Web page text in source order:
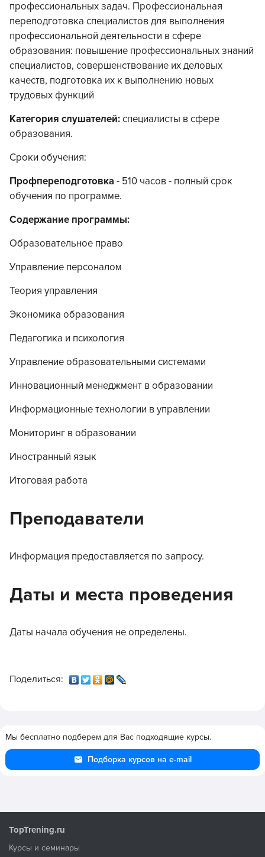
профессиональных задач. Профессиональная
переподготовка специалистов для выполнения
профессиональной деятельности в сфере
образования: повышение профессиональных знаний
специалистов, совершенствование их деловых
качеств, подготовка их к выполнению новых
трудовых функций
Категория слушателей: специалисты в сфере
образования.
Сроки обучения:
Профпереподготовка - 510 часов - полный срок
обучения по программе.
Содержание программы:
Образовательное право
Управление персоналом
Теория управления
Экономика образования
Педагогика и психология
Управление образовательными системами
Инновационный менеджмент в образовании
Информационные технологии в управлении
Мониторинг в образовании
Иностранный язык
Итоговая работа
Преподаватели
Информация предоставляется по запросу.
Даты и места проведения
Даты начала обучения не определены.
Поделиться:
Мы бесплатно подберем для Вас подходящие курсы.
Подборка курсов на e-mail
TopTrening.ru
Курсы и семинары